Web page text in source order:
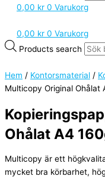
0,00 kr 0 Varukorg
0,00 kr 0 Varukorg
Products search
Hem / Kontorsmaterial /
Multicopy Original Ohålat
Ohålat A4
Multicopy är ett
mycket bra körbarhet,